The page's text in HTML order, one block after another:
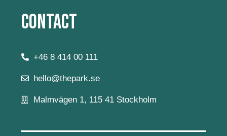
Contact
+46 8 414 00 111
hello@thepark.se
Malmvägen 1, 115 41 Stockholm